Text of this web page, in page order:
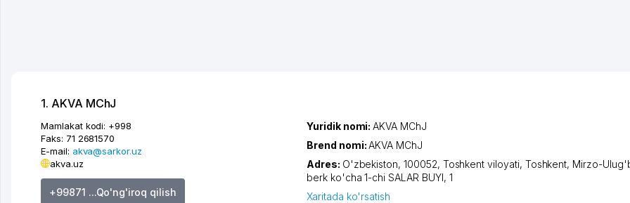
1. AKVA MChJ
Mamlakat kodi: +998
Faks: 71 2681570
E-mail: akva@sarkor.uz
akva.uz
+99871 ...Qo'ng'iroq qilish
Yuridik nomi:AKVA MChJ
Brend nomi:AKVA MChJ
Adres: O'zbekiston, 100052, Toshkent viloyati, Toshkent, Mirzo-
berk ko'cha 1-chi SALAR BUYI, 1
Xaritada ko'rsatish